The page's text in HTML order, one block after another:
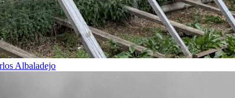
Albaladejo